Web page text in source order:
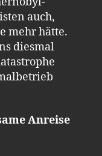
auch,
mehr hätte.
diesmal
Anreise